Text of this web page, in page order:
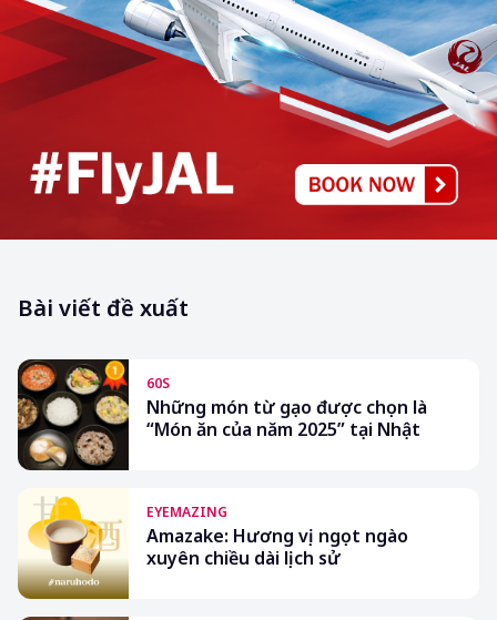
Bài viết đề xuất
60S
Những món từ gạo được chọn là
“Món ăn của năm 2025” tại Nhật
EYEMAZING
Amazake: Hương vị ngọt ngào
xuyên chiều dài lịch sử